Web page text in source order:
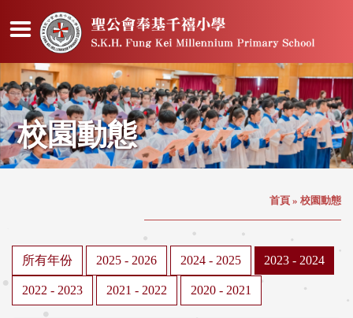
校園動態
首頁 » 校園動態
所有年份 2025 - 2026 2024 - 2025 2023 - 2024
2022 - 2023 2021 - 2022 2020 - 2021